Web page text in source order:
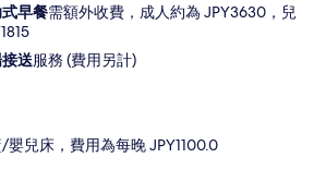
早餐需額外收費，成人約為 JPY3630，兒
送服務 (費用另計)
嬰兒床，費用為每晚 JPY1100.0